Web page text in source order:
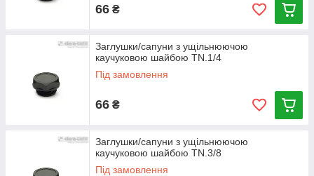
66 ₴
Заглушки/сапуни з ущільнюючою
каучуковою шайбою TN.1/4
Під замовлення
66 ₴
Заглушки/сапуни з ущільнюючою
каучуковою шайбою TN.3/8
Під замовлення